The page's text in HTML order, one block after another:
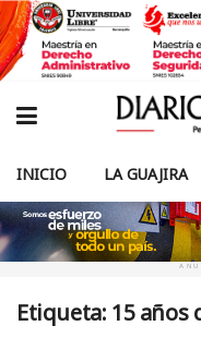
INICIO LA GUAJIRA
Etiqueta: 15 años